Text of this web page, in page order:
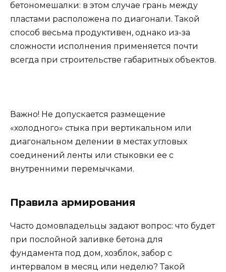
бетономешалки: в этом случае грань между
пластами расположена по диагонали. Такой
способ весьма продуктивен, однако из-за
сложности исполнения применяется почти
всегда при строительстве габаритных объектов.
Важно! Не допускается размещение
«холодного» стыка при вертикальном или
диагональном делении в местах угловых
соединений ленты или стыковки ее с
внутренними перемычками.
Правила армирования
Часто домовладельцы задают вопрос: что будет
при послойной заливке бетона для
фундамента под дом, хозблок, забор с
интервалом в месяц или неделю? Такой